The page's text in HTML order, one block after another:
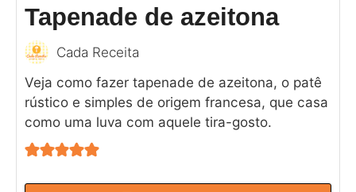
Tapenade de azeitona
Cada Receita
Veja como fazer tapenade de azeitona, o patê
rústico e simples de origem francesa, que casa
como uma luva com aquele tira-gosto.